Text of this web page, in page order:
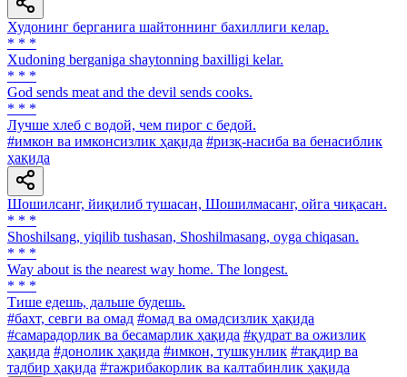
Худонинг берганига шайтоннинг бахиллиги келар.
* * *
Xudoning berganiga shaytonning baxilligi kelar.
* * *
God sends meat and the devil sends cooks.
* * *
Лучше хлеб с водой, чем пирог с бедой.
#имкон ва имконсизлик ҳақида #ризқ-насиба ва бенасиблик
ҳақида
Шошилсанг, йиқилиб тушасан, Шошилмасанг, ойга чиқасан.
* * *
Shoshilsang, yiqilib tushasan, Shoshilmasang, oyga chiqasan.
* * *
Way about is the nearest way home. The longest.
* * *
Тише едешь, дальше будешь.
#бахт, севги ва омад #омад ва омадсизлик ҳақида
#самарадорлик ва бесамарлик ҳақида #қудрат ва ожизлик
ҳақида #донолик ҳақида #имкон, тушкунлик #тақдир ва
тадбир ҳақида #тажрибакорлик ва калтабинлик ҳақида